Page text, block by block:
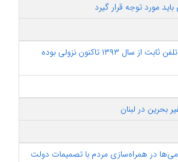
مورد توجه قرار گیرد
نرخ بازگشت سرمایه تلفن ثابت از سال ۱۳۹۳ تاکنون نزولی بوده
بحرین در لبنان
در همراه‌سازی مردم با تصمیمات دولت